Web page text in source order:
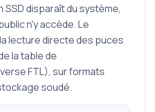
SSD disparaît du système,
n'y accède. Le
lecture directe des puces
la table de
FTL), sur formats
soudé.